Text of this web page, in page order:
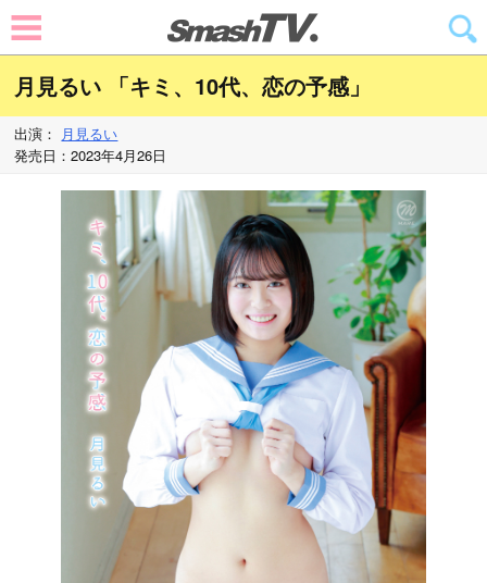
月見るい 「キミ、10代、恋の予感」
出演： 月見るい
発売日：2023年4月26日